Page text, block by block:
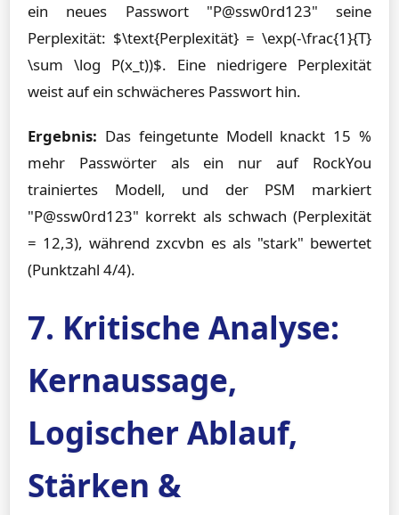
ein neues Passwort "P@ssw0rd123" seine
Perplexität: $\text{Perplexität} = \exp(-\frac{1}{T}
\sum \log P(x_t))$. Eine niedrigere Perplexität
weist auf ein schwächeres Passwort hin.
Ergebnis: Das feingetunte Modell knackt 15 %
mehr Passwörter als ein nur auf RockYou
trainiertes Modell, und der PSM markiert
"P@ssw0rd123" korrekt als schwach (Perplexität
= 12,3), während zxcvbn es als "stark" bewertet
(Punktzahl 4/4).
7. Kritische Analyse:
Kernaussage,
Logischer Ablauf,
Stärken &